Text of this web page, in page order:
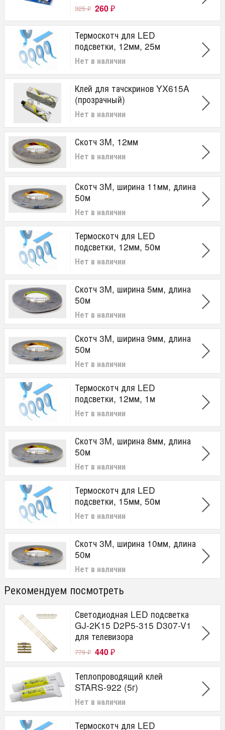
325₽ 260 ₽
Термоскотч для LED
подсветки, 12мм, 25м
Нет в наличии
Клей для тачскринов YX615A
(прозрачный)
Нет в наличии
Скотч 3M, 12мм
Нет в наличии
Скотч 3M, ширина 11мм, длина
50м
Нет в наличии
Термоскотч для LED
подсветки, 12мм, 50м
Нет в наличии
Скотч 3M, ширина 5мм, длина
50м
Нет в наличии
Скотч 3M, ширина 9мм, длина
50м
Нет в наличии
Термоскотч для LED
подсветки, 12мм, 1м
Нет в наличии
Скотч 3M, ширина 8мм, длина
50м
Нет в наличии
Термоскотч для LED
подсветки, 15мм, 50м
Нет в наличии
Скотч 3M, ширина 10мм, длина
50м
Нет в наличии
Рекомендуем посмотреть
Светодиодная LED подсветка
GJ-2K15 D2P5-315 D307-V1
для телевизора
779₽ 440 ₽
Теплопроводящий клей
STARS-922 (5г)
Нет в наличии
Термоскотч для LED